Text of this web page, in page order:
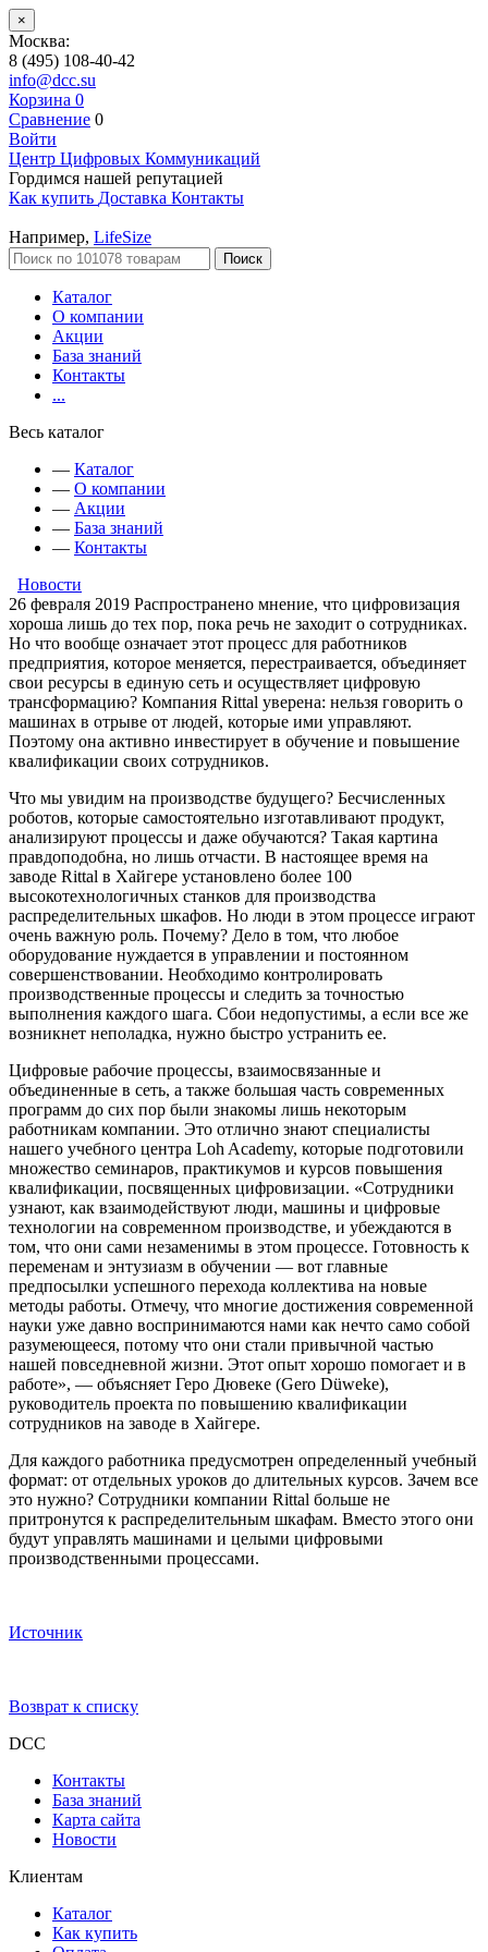
×
Москва:
8 (495) 108-40-42
info@dcc.su
Корзина 0
Сравнение 0
Войти
Центр Цифровых Коммуникаций
Гордимся нашей репутацией
Как купить Доставка Контакты
Например, LifeSize
Поиск
Каталог
О компании
Акции
База знаний
Контакты
...
Весь каталог
— Каталог
— О компании
— Акции
— База знаний
— Контакты
Новости
26 февраля 2019 Распространено мнение, что цифровизация
хороша лишь до тех пор, пока речь не заходит о сотрудниках.
Но что вообще означает этот процесс для работников
предприятия, которое меняется, перестраивается, объединяет
свои ресурсы в единую сеть и осуществляет цифровую
трансформацию? Компания Rittal уверена: нельзя говорить о
машинах в отрыве от людей, которые ими управляют.
Поэтому она активно инвестирует в обучение и повышение
квалификации своих сотрудников.
Что мы увидим на производстве будущего? Бесчисленных
роботов, которые самостоятельно изготавливают продукт,
анализируют процессы и даже обучаются? Такая картина
правдоподобна, но лишь отчасти. В настоящее время на
заводе Rittal в Хайгере установлено более 100
высокотехнологичных станков для производства
распределительных шкафов. Но люди в этом процессе играют
очень важную роль. Почему? Дело в том, что любое
оборудование нуждается в управлении и постоянном
совершенствовании. Необходимо контролировать
производственные процессы и следить за точностью
выполнения каждого шага. Сбои недопустимы, а если все же
возникнет неполадка, нужно быстро устранить ее.
Цифровые рабочие процессы, взаимосвязанные и
объединенные в сеть, а также большая часть современных
программ до сих пор были знакомы лишь некоторым
работникам компании. Это отлично знают специалисты
нашего учебного центра Loh Academy, которые подготовили
множество семинаров, практикумов и курсов повышения
квалификации, посвященных цифровизации. «Сотрудники
узнают, как взаимодействуют люди, машины и цифровые
технологии на современном производстве, и убеждаются в
том, что они сами незаменимы в этом процессе. Готовность к
переменам и энтузиазм в обучении — вот главные
предпосылки успешного перехода коллектива на новые
методы работы. Отмечу, что многие достижения современной
науки уже давно воспринимаются нами как нечто само собой
разумеющееся, потому что они стали привычной частью
нашей повседневной жизни. Этот опыт хорошо помогает и в
работе», — объясняет Геро Дювеке (Gero Düweke),
руководитель проекта по повышению квалификации
сотрудников на заводе в Хайгере.
Для каждого работника предусмотрен определенный учебный
формат: от отдельных уроков до длительных курсов. Зачем все
это нужно? Сотрудники компании Rittal больше не
притронутся к распределительным шкафам. Вместо этого они
будут управлять машинами и целыми цифровыми
производственными процессами.
Источник
Возврат к списку
DCC
Контакты
База знаний
Карта сайта
Новости
Клиентам
Каталог
Как купить